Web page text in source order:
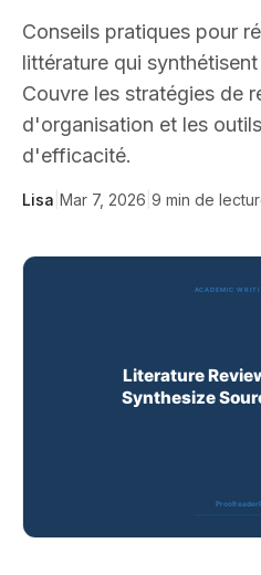
Conseils pratiques pour
littérature qui
Couvre les stratégies de
d'organisation et les
d'efficacité.
Lisa Mar 7, 2026 9 min de